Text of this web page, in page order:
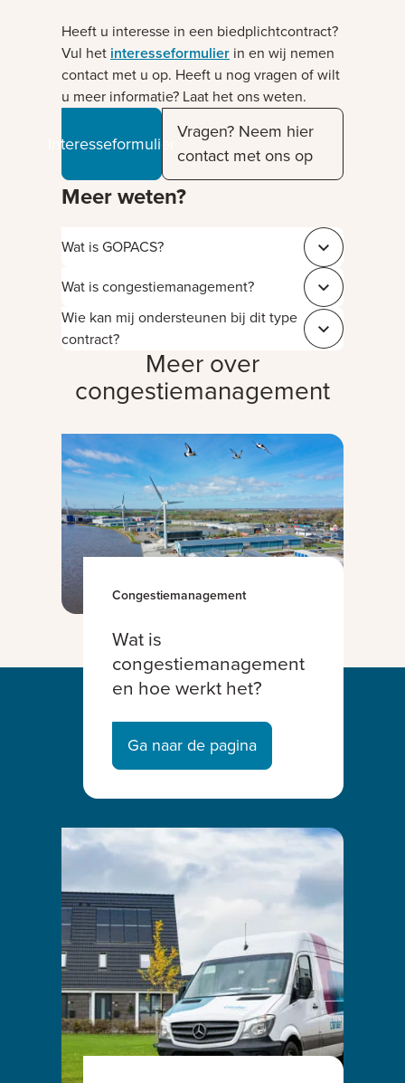
Heeft u interesse in een biedplichtcontract?
Vul het interesseformulier in en wij nemen
contact met u op. Heeft u nog vragen of wilt
u meer informatie? Laat het ons weten.
Interesseformulier
Vragen? Neem hier
contact met ons op
Meer weten?
Wat is GOPACS? Sluit fea6e04c-
Wat is congestiemanagement? Sluit
Wie kan mij ondersteunen bij dit type
contract?
Sluit
Meer over
congestiemanagement
Congestiemanagement
Wat is
congestiemanagement
en hoe werkt het?
Ga naar de pagina